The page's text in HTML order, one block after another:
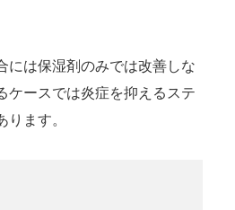
には保湿剤のみでは改善しな
ケースでは炎症を抑えるステ
ます。